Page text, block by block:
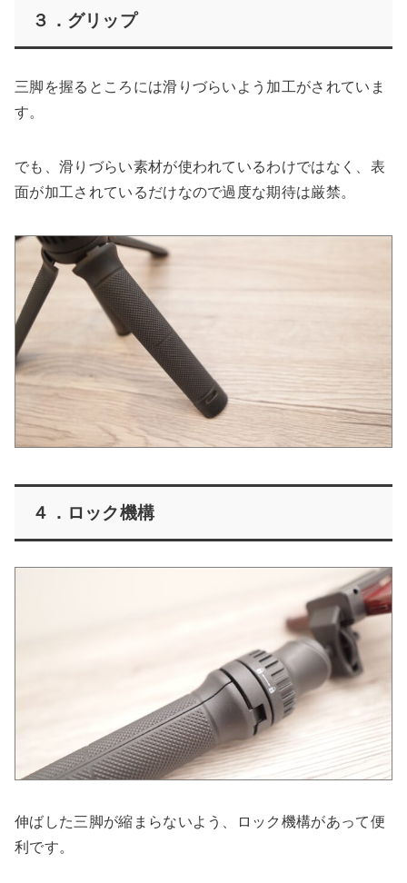
３．グリップ
三脚を握るところには滑りづらいよう加工がされていま
す。
でも、滑りづらい素材が使われているわけではなく、表
面が加工されているだけなので過度な期待は厳禁。
４．ロック機構
伸ばした三脚が縮まらないよう、ロック機構があって便
利です。